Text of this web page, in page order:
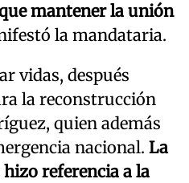
mantener la unión
la mandataria.
vidas, después
la reconstrucción
quien además
nacional. La
referencia a la